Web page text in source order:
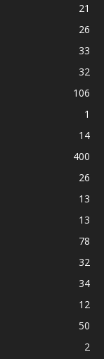
21
26
33
32
106
1
14
400
26
13
13
78
32
34
12
50
2